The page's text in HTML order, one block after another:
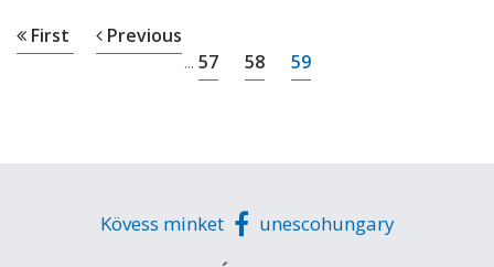
First Previous
... 57 58 59
Kövess minket unescohungary